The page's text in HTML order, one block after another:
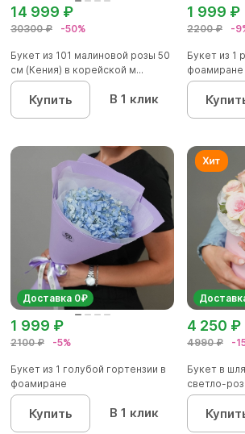
30300 ₽ -50%
14 999 ₽
Букет из 101 малиновой розы 50
см (Кения) в корейской м...
Купить В 1 клик
2200 ₽ -
1 999 ₽
Букет из 1
фоамиране
Доставка 0₽
2100 ₽ -5%
1 999 ₽
Букет из 1 голубой гортензии в
фоамиране
Купить В 1 клик
4990 ₽ -
4 250 ₽
Букет в
светло-